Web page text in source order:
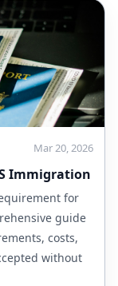
Mar 20, 2026
Immigration
for
guide
costs,
without